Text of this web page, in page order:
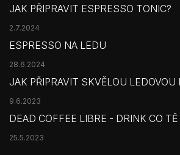
JAK PŘIPRAVIT ESPRESSO TONIC?
2.7.2024
ESPRESSO NA LEDU
28.6.2024
JAK PŘIPRAVIT SKVĚLOU LEDOVOU
9.6.2023
DEAD COFFEE LIBRE - DRINK CO TĚ
25.5.2023